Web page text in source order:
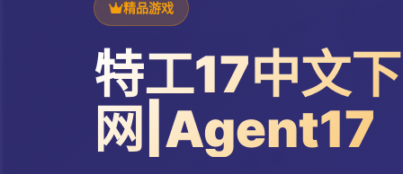
精品游戏
特工17中文
网|Agent17